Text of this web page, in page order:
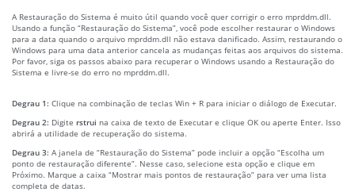
A Restauração do Sistema é muito útil quando você quer corrigir o erro mprddm.dll.
Usando a função “Restauração do Sistema”, você pode escolher restaurar o Windows
para a data quando o arquivo mprddm.dll não estava danificado. Assim, restaurando o
Windows para uma data anterior cancela as mudanças feitas aos arquivos do sistema.
Por favor, siga os passos abaixo para recuperar o Windows usando a Restauração do
Sistema e livre-se do erro no mprddm.dll.
Degrau 1: Clique na combinação de teclas Win + R para iniciar o diálogo de Executar.
Degrau 2: Digite rstrui na caixa de texto de Executar e clique OK ou aperte Enter. Isso
abrirá a utilidade de recuperação do sistema.
Degrau 3: A janela de “Restauração do Sistema” pode incluir a opção “Escolha um
ponto de restauração diferente”. Nesse caso, selecione esta opção e clique em
Próximo. Marque a caixa “Mostrar mais pontos de restauração” para ver uma lista
completa de datas.